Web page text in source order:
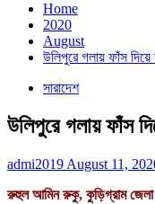
Home
2020
August
উলিপুরে গলায় ফাঁস দিয়ে
সারাদেশ
উলিপুরে গলায় ফাঁস
admi2019 August 11,
রুহুল আমিন রুকু, কুড়িগ্রাম জেলা